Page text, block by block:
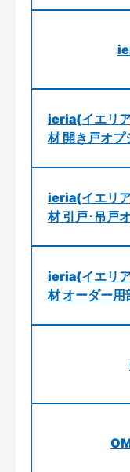
ieria(イエリ
材 開き戸オプ
ieria(イエリ
材 引戸･吊戸
ieria(イエリ
材 オーダー用